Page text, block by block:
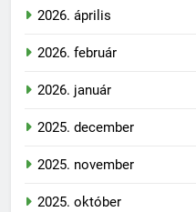
2026. április
2026. február
2026. január
2025. december
2025. november
2025. október